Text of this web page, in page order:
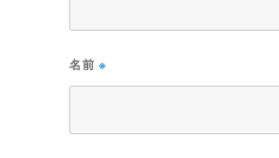
名前※